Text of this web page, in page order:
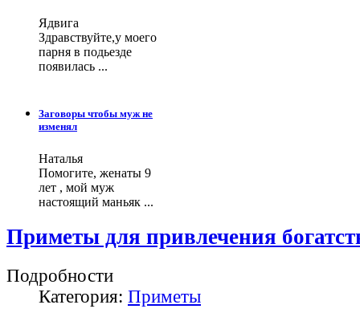
Ядвига
Здравствуйте,у моего
парня в подьезде
появилась ...
Заговоры чтобы муж не
изменял
Наталья
Помогите, женаты 9
лет , мой муж
настоящий маньяк ...
Приметы для привлечения
Подробности
Категория: Приметы